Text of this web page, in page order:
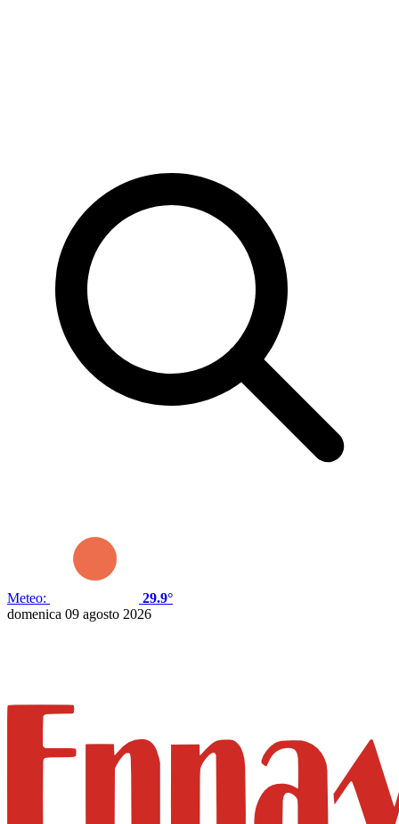
Meteo:
29.9°
domenica 09 agosto 2026